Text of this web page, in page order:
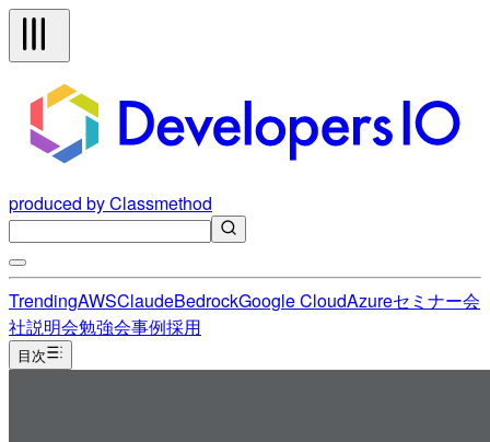
produced by Classmethod
TrendingAWSClaudeBedrockGoogle CloudAzureセミナー会
社説明会勉強会事例採用
目次